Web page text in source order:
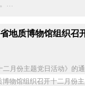
。…
地质博物馆组织召
月份主题党日活动》的
博物馆组织召开十二月份